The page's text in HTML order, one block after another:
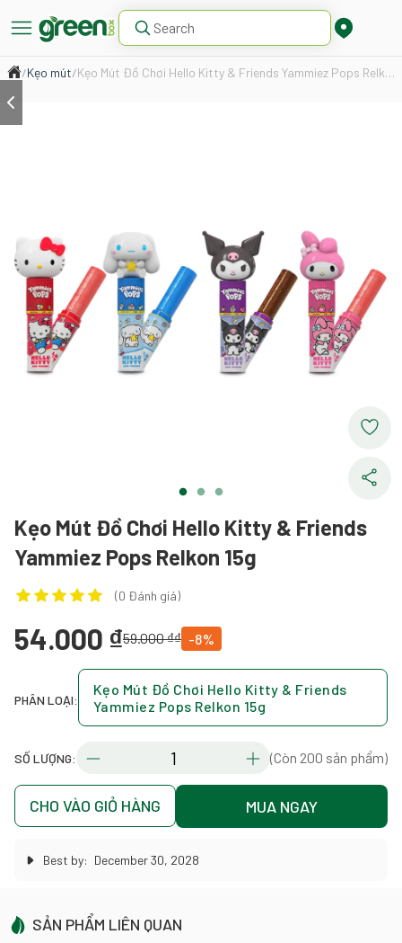
/Kẹo mút/ Kẹo Mút Đồ Chơi Hello Kitty & Friends Yammiez Pops Relkon 15g
Kẹo Mút Đồ Chơi Hello Kitty & Friends
Yammiez Pops Relkon 15g
(0 Đánh giá)
54.000 ₫59.000 ₫₫ -8%
PHÂN LOẠI:
Kẹo Mút Đồ Chơi Hello Kitty & Friends
Yammiez Pops Relkon 15g
SỐ LƯỢNG: (Còn 200 sản phẩm)
CHO VÀO GIỎ HÀNG MUA NGAY
Best by: December 30, 2028
SẢN PHẨM LIÊN QUAN